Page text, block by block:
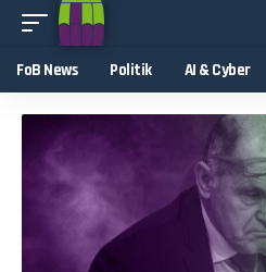
FoB News Politik AI & Cyber